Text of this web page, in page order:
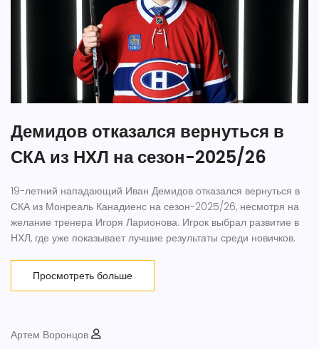
Демидов отказался вернуться в
СКА из НХЛ на сезон-2025/26
19-летний нападающий Иван Демидов отказался вернуться в
СКА из Монреаль Канадиенс на сезон-2025/26, несмотря на
желание тренера Игоря Ларионова. Игрок выбрал развитие в
НХЛ, где уже показывает лучшие результаты среди новичков.
Просмотреть больше
Артем Воронцов